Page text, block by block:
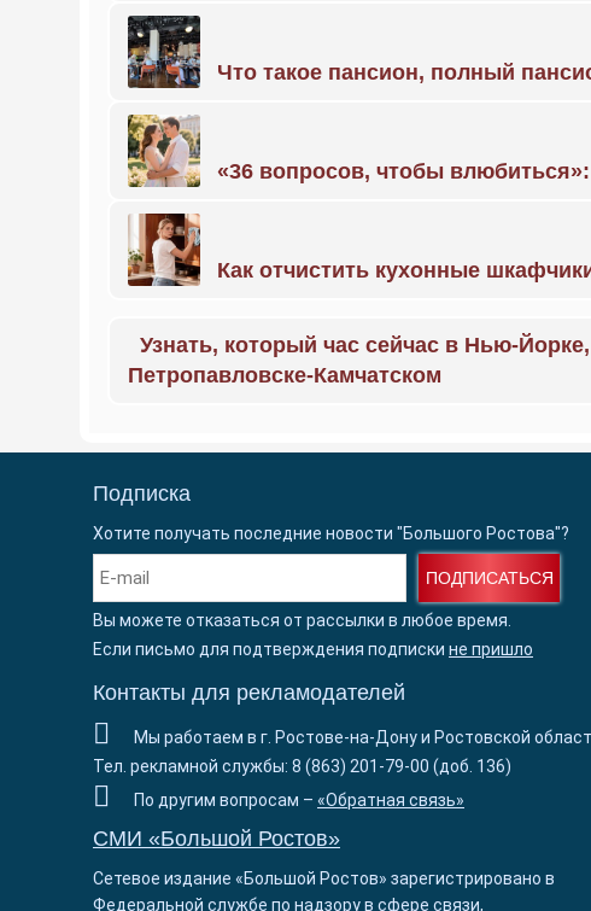
Что такое пансион, полный
«36 вопросов, чтобы влюбиться»:
Как отчистить кухонные
Узнать, который час сейчас в Нью-
Петропавловске-Камчатском
Подписка
Хотите получать последние новости "Большого Ростова"?
ПОДПИСАТЬСЯ
Вы можете отказаться от рассылки в любое время.
Если письмо для подтверждения подписки не пришло
Контакты для рекламодателей
Мы работаем в г. Ростове-на-Дону и Ростовской
Тел. рекламной службы: 8 (863) 201-79-00 (доб. 136)
По другим вопросам – «Обратная связь»
СМИ «Большой Ростов»
Сетевое издание «Большой Ростов» зарегистрировано в
Федеральной службе по надзору в сфере связи,